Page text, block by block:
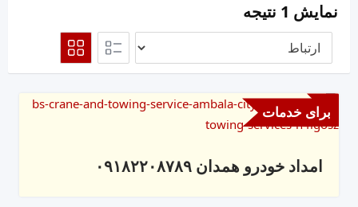
نمایش 1 نتیجه
برای خدمات
امداد خودرو همدان ۰۹۱۸۲۲۰۸۷۸۹